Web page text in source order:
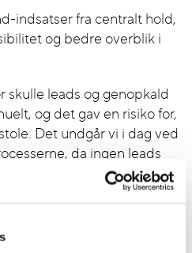
indsatser fra centralt hold,
og bedre overblik i
skulle leads og genopkald
og det gav en risiko for,
Det undgår vi i dag ved
da ingen leads
fordel er, at der ikke
på det enkelte